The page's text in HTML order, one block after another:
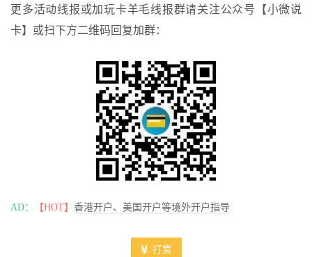
更多活动线报或加玩卡羊毛线报群请关注公众号【小微说
卡】或扫下方二维码回复加群：
AD： 【HOT】 香港开户、美国开户等境外开户指导
打赏